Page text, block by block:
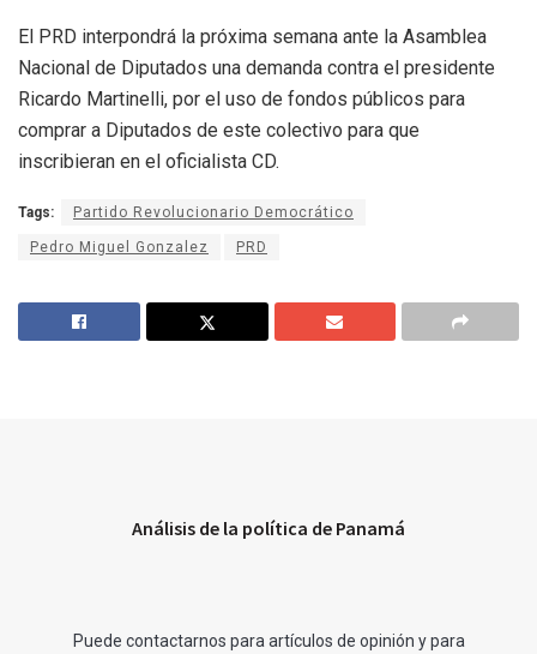
El PRD interpondrá la próxima semana ante la Asamblea
Nacional de Diputados una demanda contra el presidente
Ricardo Martinelli, por el uso de fondos públicos para
comprar a Diputados de este colectivo para que
inscribieran en el oficialista CD.
Tags: Partido Revolucionario Democrático
Pedro Miguel Gonzalez PRD
Análisis de la política de Panamá
Puede contactarnos para artículos de opinión y para